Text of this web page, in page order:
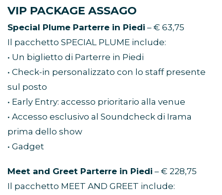
VIP PACKAGE ASSAGO
Special Plume Parterre in Piedi – € 63,75
Il pacchetto SPECIAL PLUME include:
• Un biglietto di Parterre in Piedi
• Check-in personalizzato con lo staff presente
sul posto
• Early Entry: accesso prioritario alla venue
• Accesso esclusivo al Soundcheck di Irama
prima dello show
• Gadget
Meet and Greet Parterre in Piedi – € 228,75
Il pacchetto MEET AND GREET include: